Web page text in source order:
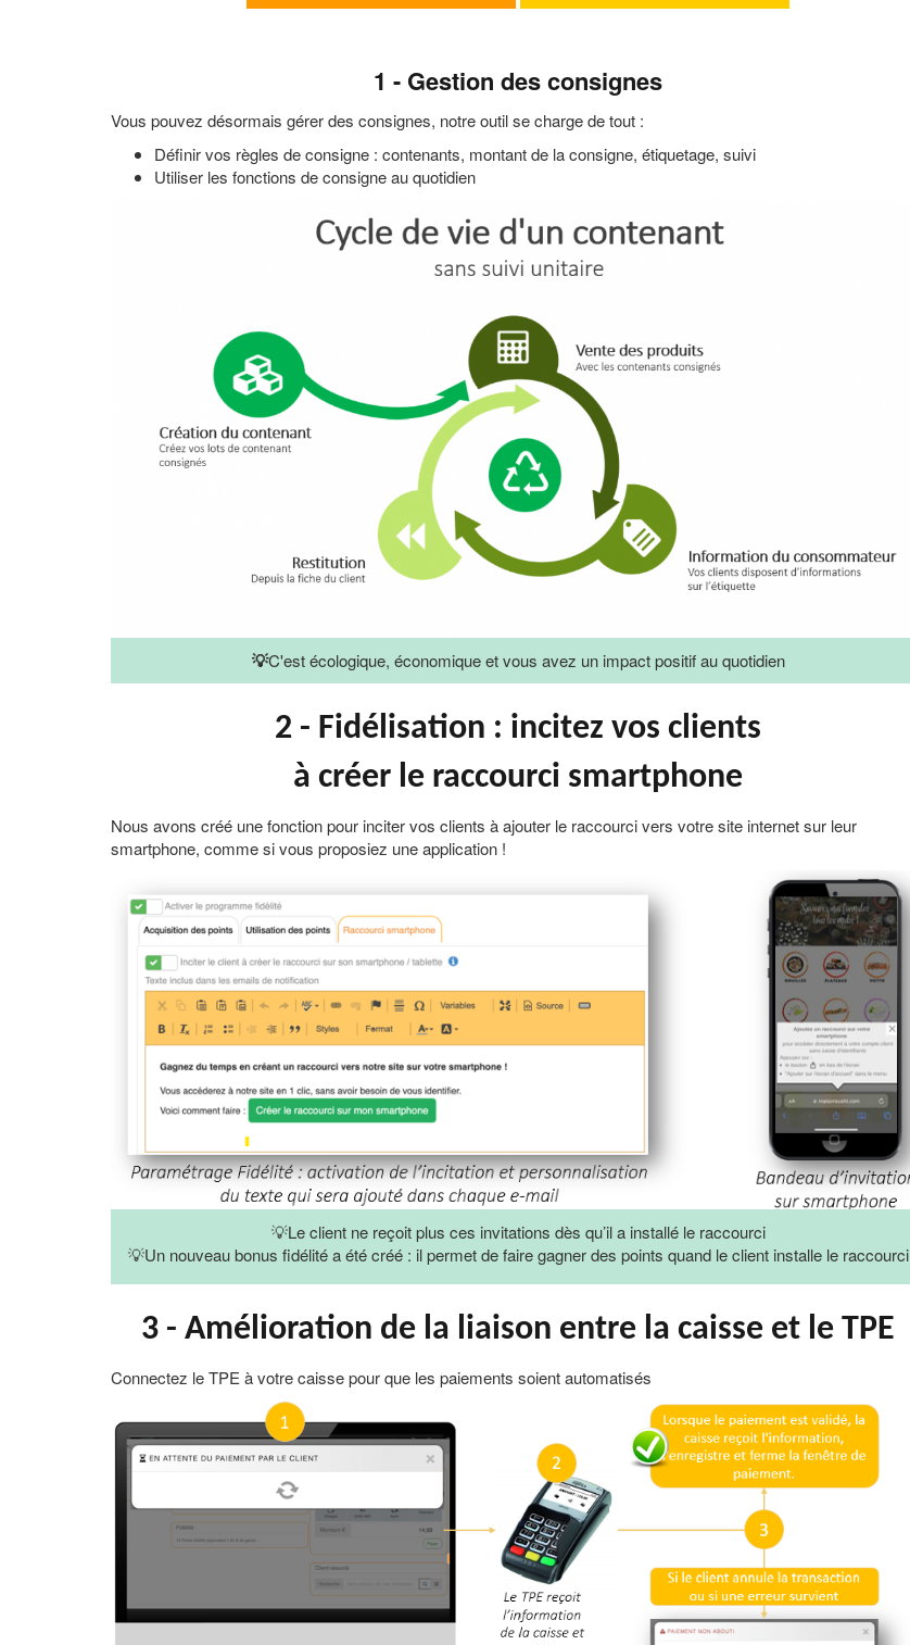
1 - Gestion des consignes
Vous pouvez désormais gérer des consignes, notre outil se charge de tout :
Définir vos règles de consigne : contenants, montant de la consigne, étiquetage, suivi
Utiliser les fonctions de consigne au quotidien
💡C'est écologique, économique et vous avez un impact positif au quotidien
2 - Fidélisation : incitez vos clients
à créer le raccourci smartphone
Nous avons créé une fonction pour inciter vos clients à ajouter le raccourci vers votre site internet sur leur
smartphone, comme si vous proposiez une application !
💡Le client ne reçoit plus ces invitations dès qu’il a installé le raccourci
💡Un nouveau bonus fidélité a été créé : il permet de faire gagner des points quand le client installe le raccourci
3 - Amélioration de la liaison entre la caisse et le TPE
Connectez le TPE à votre caisse pour que les paiements soient automatisés